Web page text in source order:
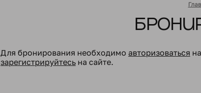
Для бронирования необходимо авторизоваться
зарегистрируйтесь на сайте.